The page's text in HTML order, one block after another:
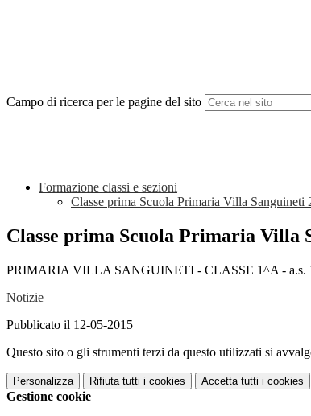
Campo di ricerca per le pagine del sito
Formazione classi e sezioni
Classe prima Scuola Primaria Villa Sanguineti
Classe prima Scuola Primaria Villa
PRIMARIA VILLA SANGUINETI - CLASSE 1^A - a.s.
Notizie
Pubblicato il 12-05-2015
Questo sito o gli strumenti terzi da questo utilizzati si
Personalizza Rifiuta tutti i cookies Accetta tutti i cookies
Gestione cookie